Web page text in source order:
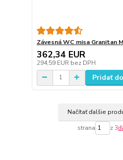
Závesná WC misa Granitan
362,34 EUR
294,59 EUR bez DPH
Pridať
Načítať ďalšie
strana z 3